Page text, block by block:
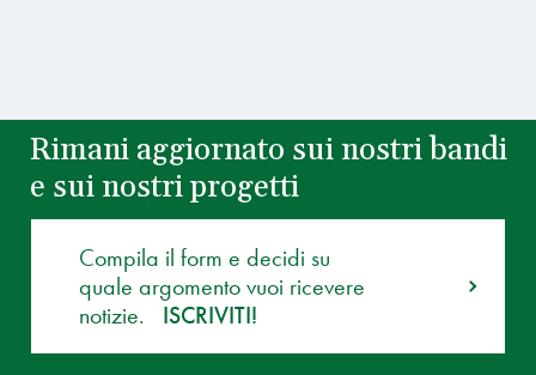
Rimani aggiornato sui nostri bandi
e sui nostri progetti
Compila il form e decidi su
quale argomento vuoi ricevere
notizie.
ISCRIVITI!